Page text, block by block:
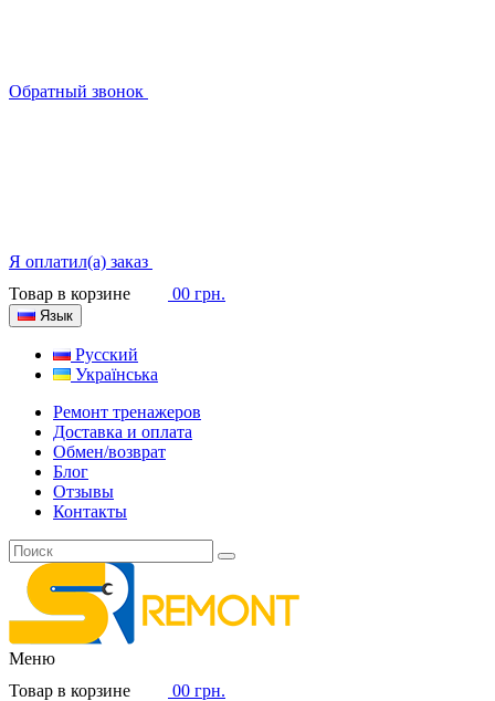
Обратный звонок
Я оплатил(а) заказ
Товар в корзине
00 грн.
Язык
Русский
Українська
Ремонт тренажеров
Доставка и оплата
Обмен/возврат
Блог
Отзывы
Контакты
Меню
Товар в корзине
00 грн.